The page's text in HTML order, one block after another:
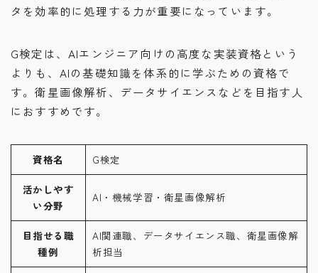
タを効率的に処理する力が重要になっています。
G検定は、AIエンジニア向けの高度な実装資格という
よりも、AIの基礎知識を体系的に学ぶための資格で
す。衛星画像解析、データサイエンスなどを目指す人
におすすめです。
資格名 G検定
活かしやす
い分野
AI・機械学習・衛星画像解析
目指せる職
種例
AI関連職、データサイエンス職、衛星画像解
析担当